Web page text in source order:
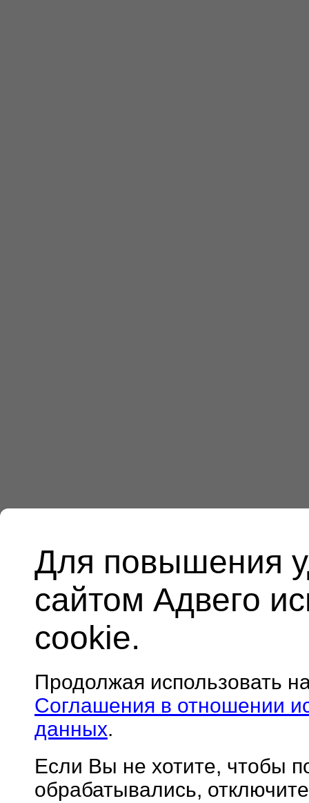
Для повышения
сайтом Адвего
cookie.
Продолжая использовать
Соглашения в отношении
данных.
Если Вы не хотите, чтобы
обрабатывались,